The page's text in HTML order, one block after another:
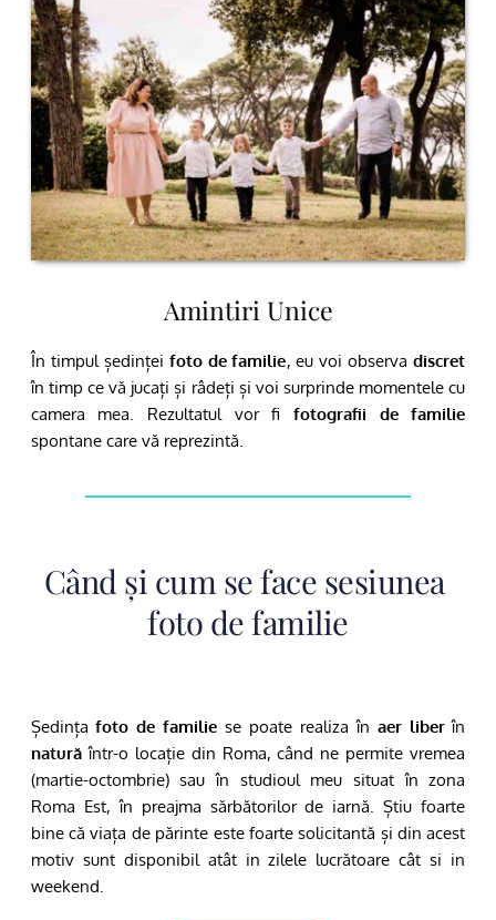
Amintiri Unice
În timpul ședinței foto de familie, eu voi observa discret
în timp ce vă jucați și râdeți și voi surprinde momentele cu
camera mea. Rezultatul vor fi fotografii de familie
spontane care vă reprezintă.
Când și cum se face sesiunea
foto de familie
Ședința foto de familie se poate realiza în aer liber
natură într-o locație din Roma, când ne permite vremea
(martie-octombrie) sau în studioul meu situat în zona
Roma Est, în preajma sărbătorilor de iarnă. Știu foarte
bine că viața de părinte este foarte solicitantă și din acest
motiv sunt disponibil atât in zilele lucrătoare cât si in
weekend.